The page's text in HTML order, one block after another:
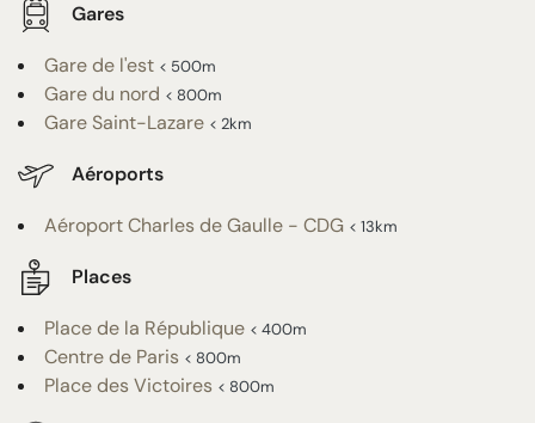
Gares
Gare de l'est < 500m
Gare du nord < 800m
Gare Saint-Lazare < 2km
Aéroports
Aéroport Charles de Gaulle - CDG < 13km
Places
Place de la République < 400m
Centre de Paris < 800m
Place des Victoires < 800m